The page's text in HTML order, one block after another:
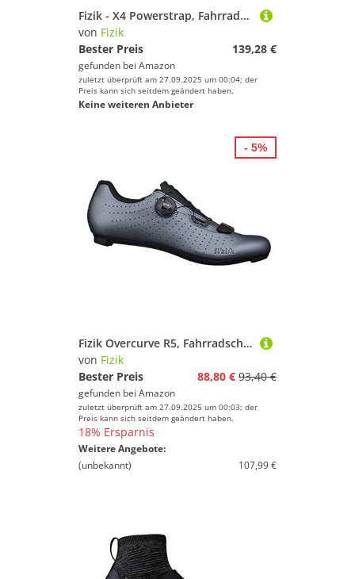
Fizik - X4 Powerstrap, Fahrradschuhe Unisex - Erwachsene
von Fizik
Bester Preis
139,28 €
gefunden bei Amazon
zuletzt überprüft am 27.09.2025 um 00:04; der
Preis kann sich seitdem geändert haben.
Keine weiteren Anbieter
Fizik Overcurve R5, Fahrradschuhe, Unisex, für Erwachsene, Metallicgrau/Schwarz, 43 ½
von Fizik
Bester Preis
88,80 € 93,40 €
gefunden bei Amazon
zuletzt überprüft am 27.09.2025 um 00:03; der
Preis kann sich seitdem geändert haben.
18% Ersparnis
Weitere Angebote:
(unbekannt)
107,99 €
- 5%